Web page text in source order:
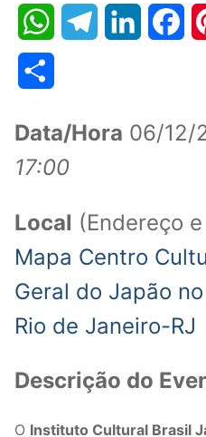
WhatsAppTelegramLinkedIn
Data/Hora 06/12/
17:00
Local (Endereço e
Mapa Centro
Geral do Japão
Rio de Janeiro-RJ
Descrição do
O Instituto Cultural Brasil